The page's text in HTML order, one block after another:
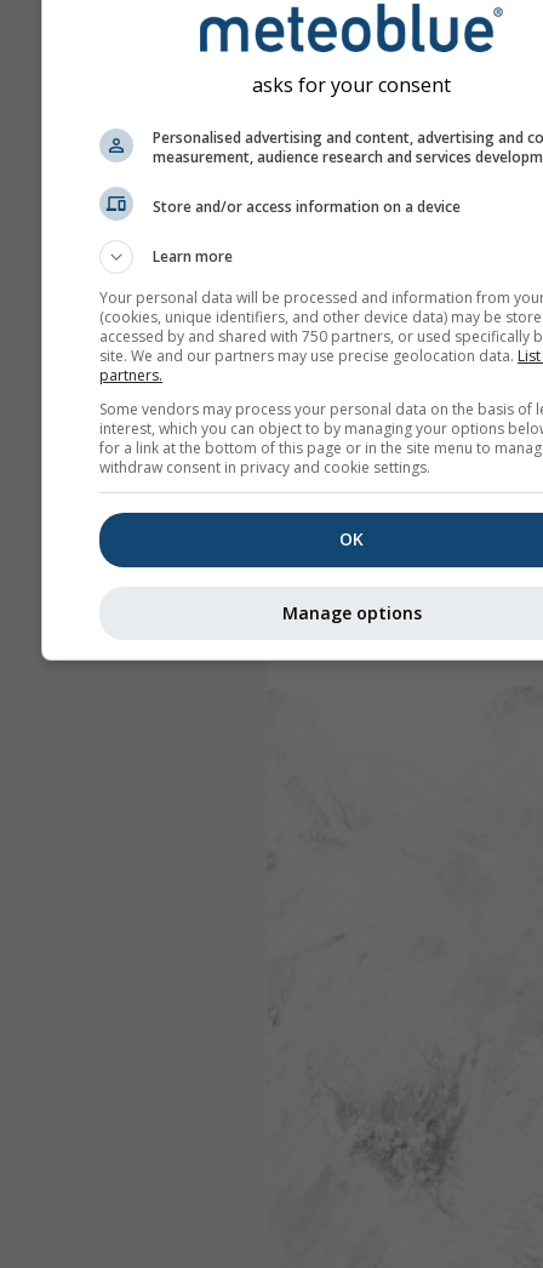
asks for your consent
Personalised advertising and content, advertising and
measurement, audience research and services
Store and/or access information on a device
Learn more
Your personal data will be processed and information from
(cookies, unique identifiers, and other device data) may be
accessed by and shared with 750 partners, or used specifically
site. We and our partners may use precise geolocation data.
partners.
Some vendors may process your personal data on the basis of
interest, which you can object to by managing your options
for a link at the bottom of this page or in the site menu to
withdraw consent in privacy and cookie settings.
OK
Manage options